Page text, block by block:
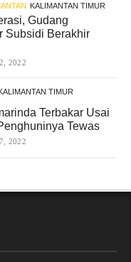
KALIMANTAN TIMUR
Gudang
Subsidi Berakhir
2022
TIMUR
Terbakar Usai
Tewas
2022